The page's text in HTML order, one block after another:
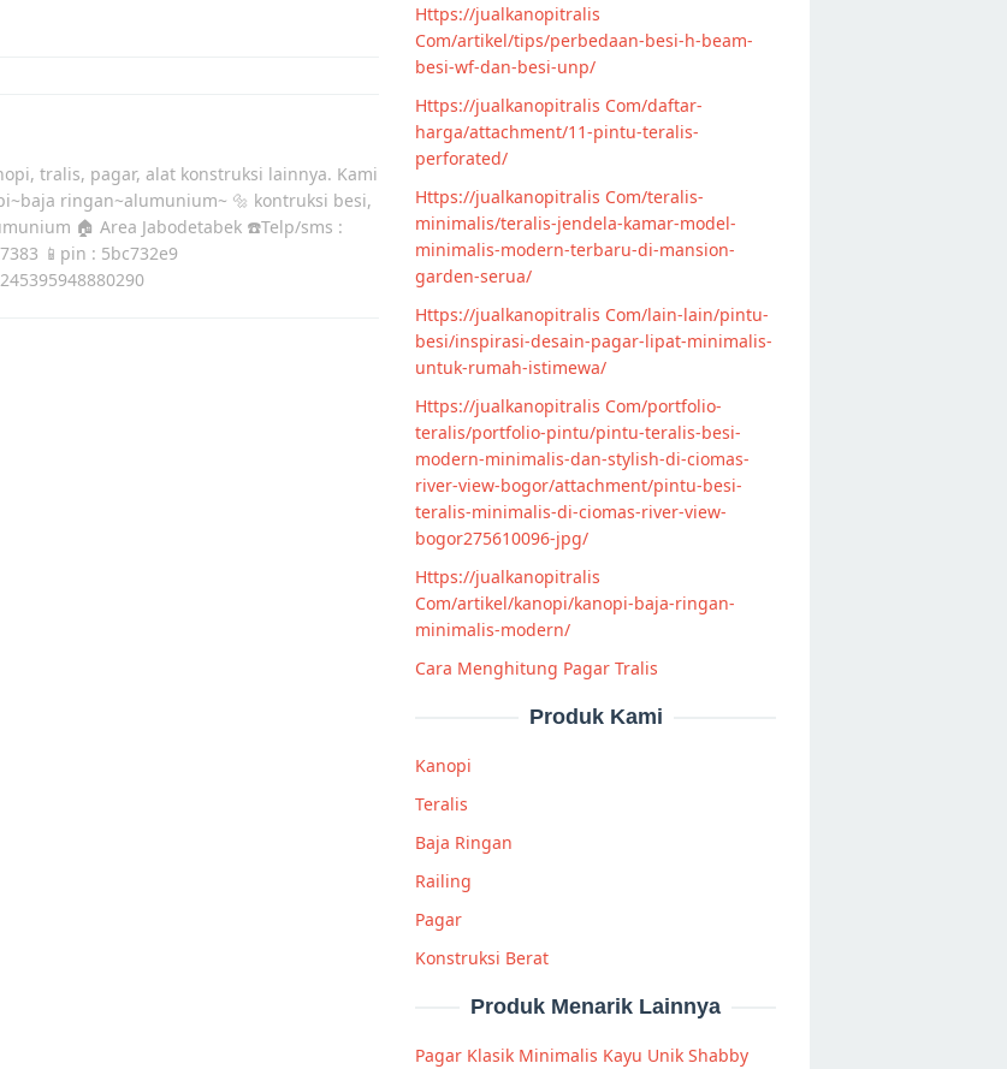
tralis, pagar, alat konstruksi lainnya. Kami
ringan~alumunium~ 🔩 kontruksi besi,
🏠 Area Jabodetabek ☎️Telp/sms :
📱pin : 5bc732e9
Https://jualkanopitralis
Com/artikel/tips/perbedaan-besi-h-beam-
besi-wf-dan-besi-unp/
Https://jualkanopitralis Com/daftar-
harga/attachment/11-pintu-teralis-
perforated/
Https://jualkanopitralis Com/teralis-
minimalis/teralis-jendela-kamar-model-
minimalis-modern-terbaru-di-mansion-
garden-serua/
Https://jualkanopitralis Com/lain-lain/pintu-
besi/inspirasi-desain-pagar-lipat-minimalis-
untuk-rumah-istimewa/
Https://jualkanopitralis Com/portfolio-
teralis/portfolio-pintu/pintu-teralis-besi-
modern-minimalis-dan-stylish-di-ciomas-
river-view-bogor/attachment/pintu-besi-
teralis-minimalis-di-ciomas-river-view-
bogor275610096-jpg/
Https://jualkanopitralis
Com/artikel/kanopi/kanopi-baja-ringan-
minimalis-modern/
Cara Menghitung Pagar Tralis
Produk Kami
Kanopi
Teralis
Baja Ringan
Railing
Pagar
Konstruksi Berat
Produk Menarik Lainnya
Pagar Klasik Minimalis Kayu Unik Shabby